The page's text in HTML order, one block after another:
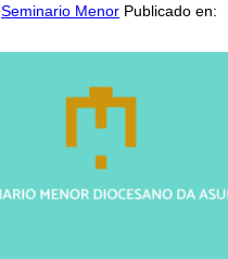
Seminario Menor Publicado en: